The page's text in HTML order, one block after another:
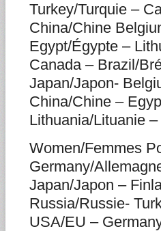
Turkey/Turquie –
China/Chine
Egypt/Égypte –
Canada – Brazil/
Japan/Japon-
China/Chine –
Lithuania/Lituanie
Women/Femmes
Germany/
Japan/Japon –
Russia/Russie-
USA/EU –